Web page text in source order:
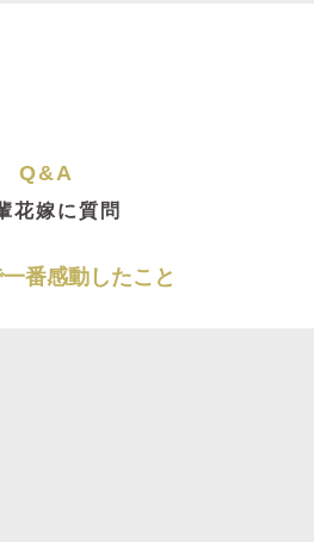
Q&A
花嫁に質問
番感動したこと